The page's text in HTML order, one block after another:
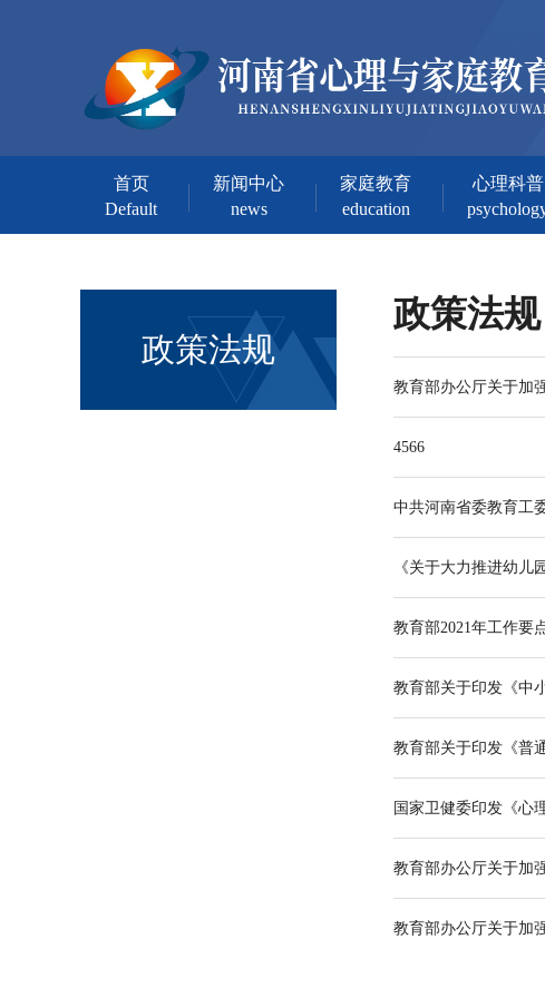
首页
Default
新闻中心
news
家庭教育
education
心理科普
政策法规
政策法规
教育部办公厅关于加
4566
《关于大力推进幼
教育部2021年工作要
教育部关于印发《中
教育部关于印发《普
国家卫健委印发《心
教育部办公厅关于加
教育部办公厅关于加